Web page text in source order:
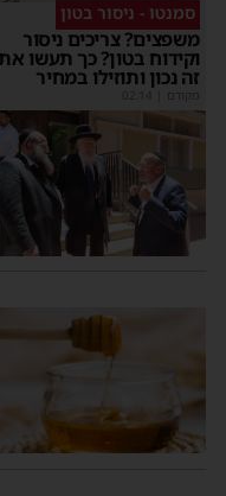
סמנטו - ניסור בטון
משפצים? צריכים ניסור
וקידוח בטון? כך תעשו את
זה נכון ותוזילו במחיר